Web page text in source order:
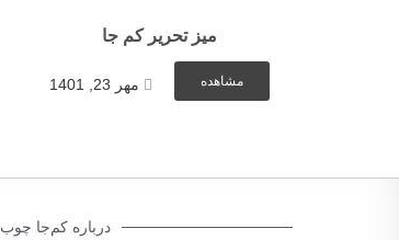
میز تحریر کم جا
مشاهده مهر 23, 1401
درباره کم‌جا چوب